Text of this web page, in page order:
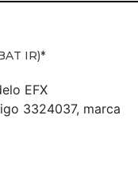
IR)*
EFX
3324037, marca